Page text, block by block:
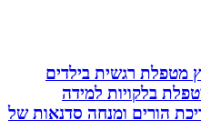
רגשית בילדים
בלקויות למידה
ומנחה סדנאות של